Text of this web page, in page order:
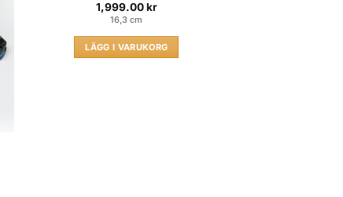
1,999.00kr
16,3 cm
LÄGG I VARUKORG